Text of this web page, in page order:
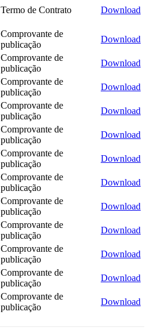
Termo de Contrato Download
Comprovante de
publicação
Download
Comprovante de
publicação
Download
Comprovante de
publicação
Download
Comprovante de
publicação
Download
Comprovante de
publicação
Download
Comprovante de
publicação
Download
Comprovante de
publicação
Download
Comprovante de
publicação
Download
Comprovante de
publicação
Download
Comprovante de
publicação
Download
Comprovante de
publicação
Download
Comprovante de
publicação
Download